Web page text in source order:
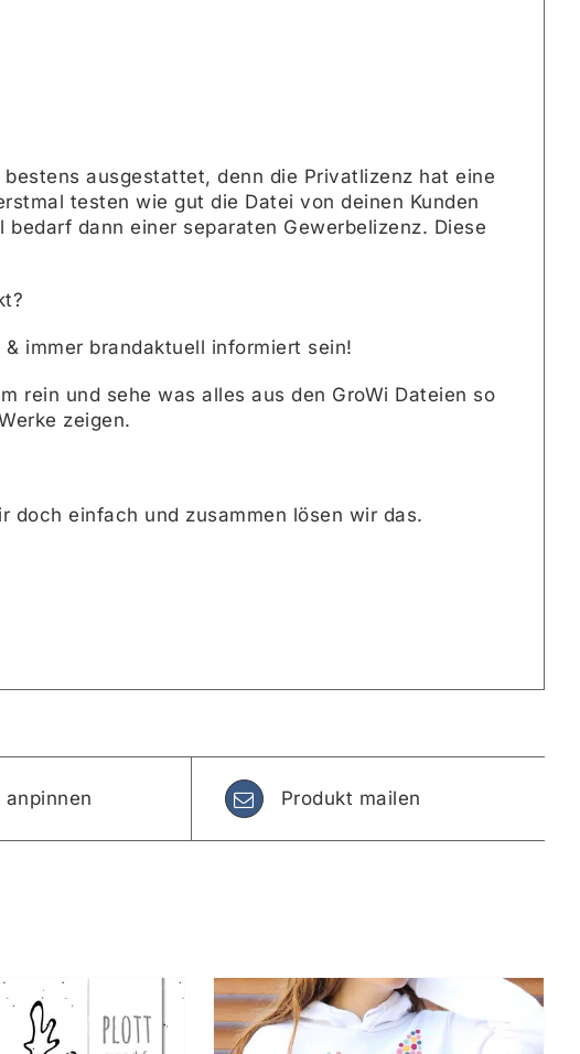
ausgestattet, denn die Privatlizenz hat eine
testen wie gut die Datei von deinen Kunden
dann einer separaten Gewerbelizenz. Diese
immer brandaktuell informiert sein!
rein und sehe was alles aus den GroWi Dateien so
zeigen.
doch einfach und zusammen lösen wir das.
anpinnen Produkt mailen